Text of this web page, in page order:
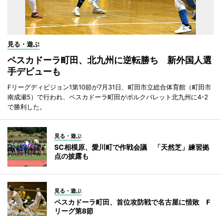
見る・遊ぶ
ペスカドーラ町田、北九州に逆転勝ち 新外国人選
手デビューも
Fリーグディビジョン1第10節が7月31日、町田市立総合体育館（町田市
南成瀬5）で行われ、ペスカドーラ町田がボルクバレット北九州に4-2
で勝利した。
見る・遊ぶ
SC相模原、愛川町で作戦会議 「天然芝」練習拠
点の披露も
見る・遊ぶ
ペスカドーラ町田、首位攻防戦で名古屋に惜敗 F
リーグ第8節